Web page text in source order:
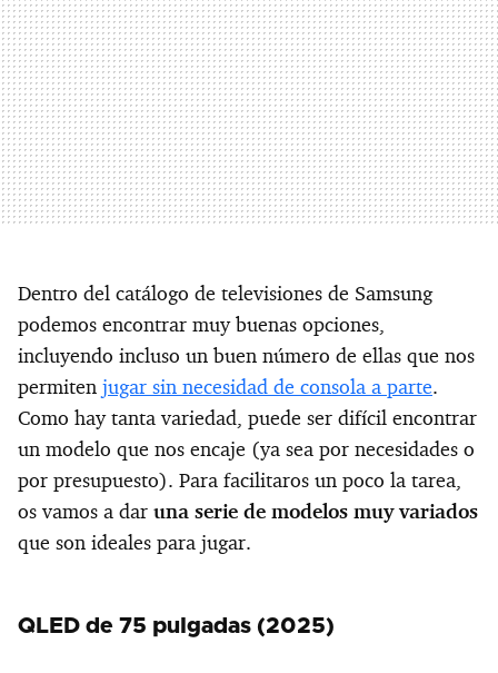
Dentro del catálogo de televisiones de Samsung
podemos encontrar muy buenas opciones,
incluyendo incluso un buen número de ellas que nos
permiten jugar sin necesidad de consola a parte.
Como hay tanta variedad, puede ser difícil encontrar
un modelo que nos encaje (ya sea por necesidades o
por presupuesto). Para facilitaros un poco la tarea,
os vamos a dar una serie de modelos muy variados
que son ideales para jugar.
QLED de 75 pulgadas (2025)